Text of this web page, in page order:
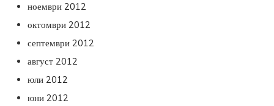
ноември 2012
октомври 2012
септември 2012
август 2012
юли 2012
юни 2012